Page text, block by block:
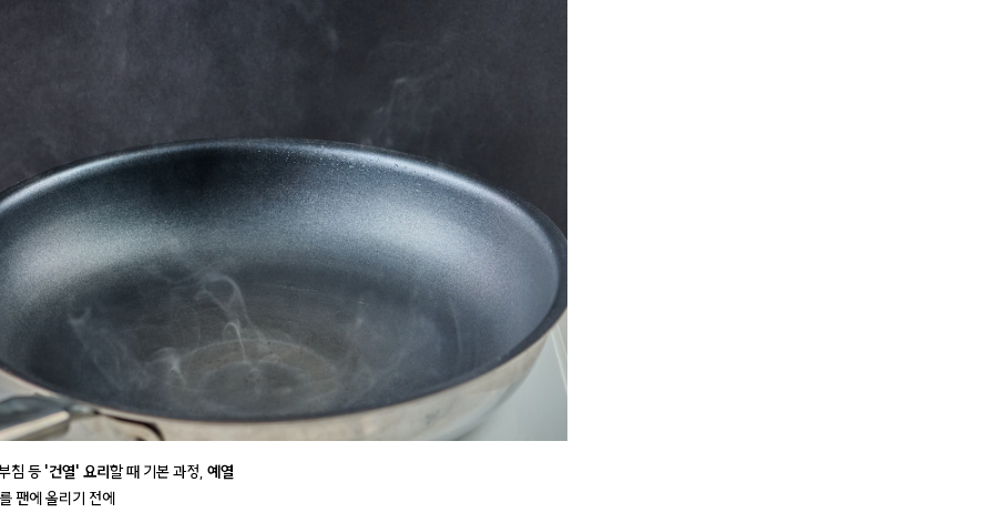
침 등 '건열' 요리할 때 기본 과정, 예열
팬에 올리기 전에